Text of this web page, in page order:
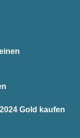
Gold kaufen